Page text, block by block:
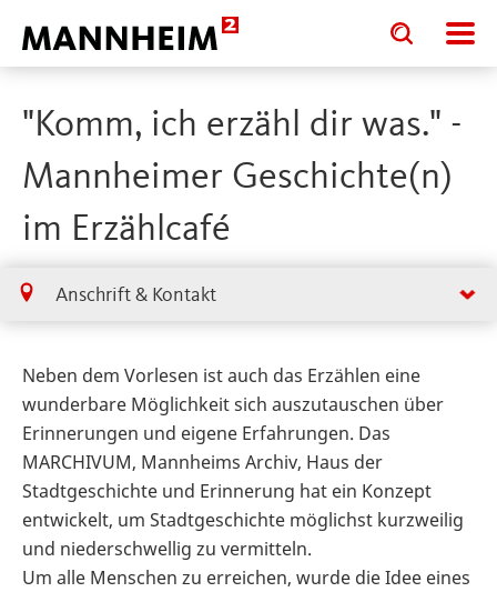
Toggle
search
input
Toggle
search
input
"Komm, ich erzähl dir was." -
Mannheimer Geschichte(n)
im Erzählcafé
Anschrift & Kontakt
Neben dem Vorlesen ist auch das Erzählen eine
wunderbare Möglichkeit sich auszutauschen über
Erinnerungen und eigene Erfahrungen. Das
MARCHIVUM, Mannheims Archiv, Haus der
Stadtgeschichte und Erinnerung hat ein Konzept
entwickelt, um Stadtgeschichte möglichst kurzweilig
und niederschwellig zu vermitteln.
Um alle Menschen zu erreichen, wurde die Idee eines